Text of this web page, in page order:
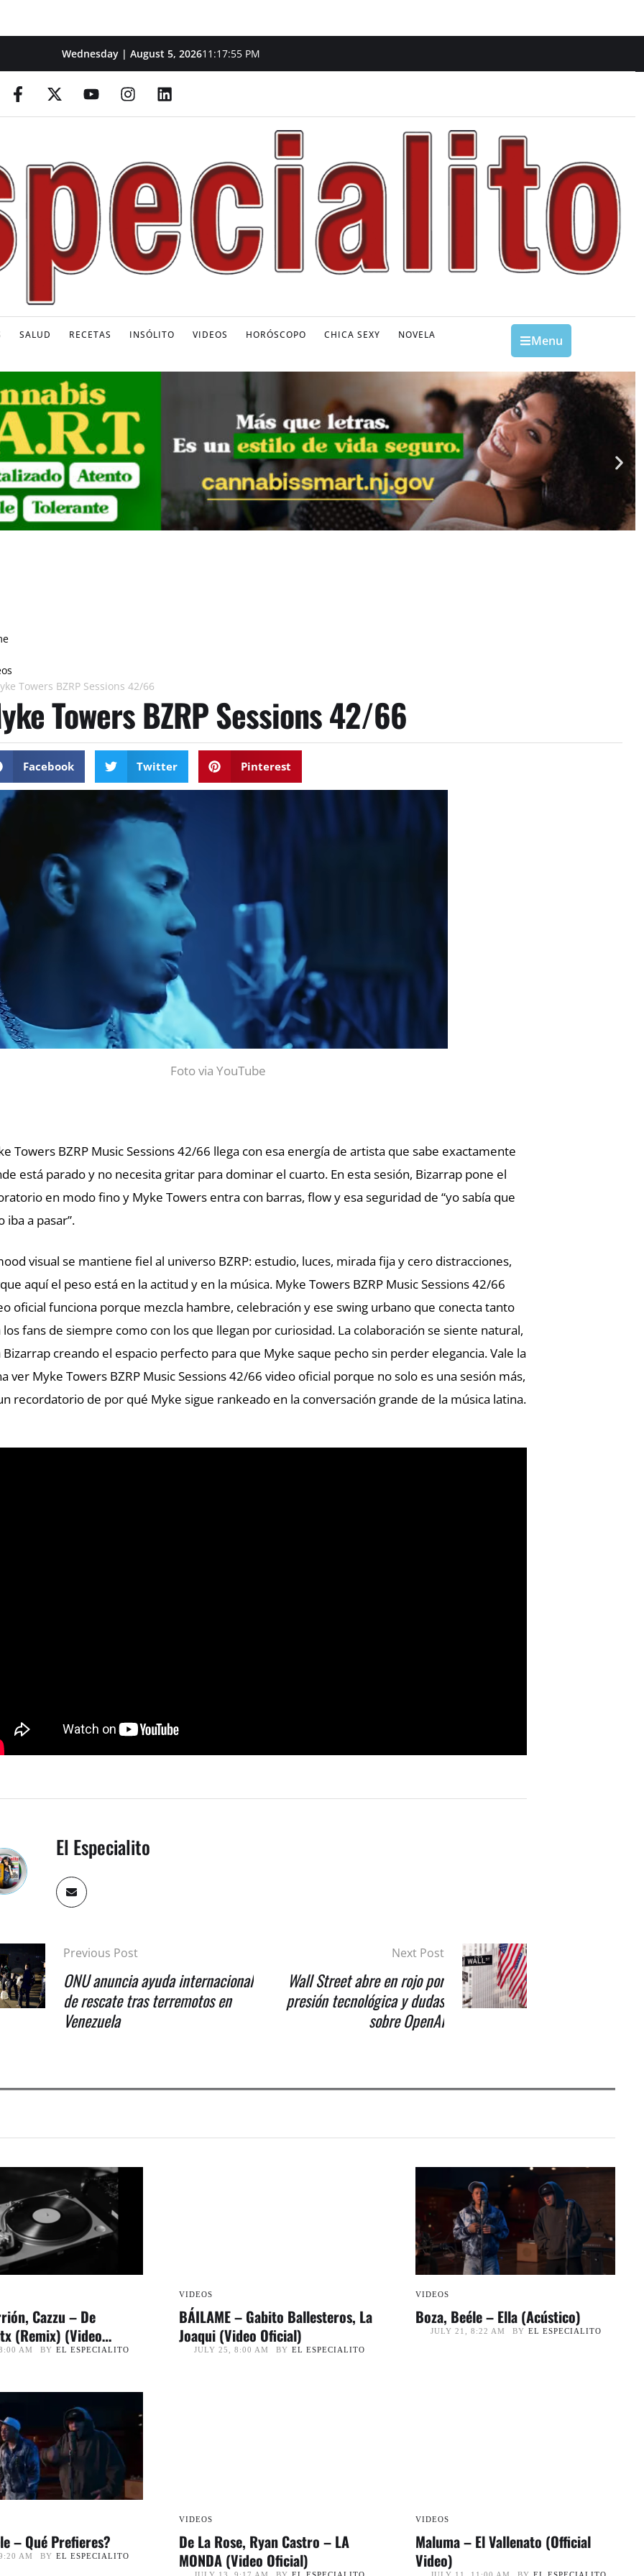
Wednesday | August 5, 202611:17:56 PM
SALUD RECETAS INSÓLITO VIDEOS HORÓSCOPO CHICA SEXY NOVELA Menu
Towers BZRP Sessions 42/66
Towers BZRP Sessions 42/66
Facebook Twitter Pinterest
Foto via YouTube
Towers BZRP Music Sessions 42/66 llega con esa energía de artista que sabe exactamente
está parado y no necesita gritar para dominar el cuarto. En esta sesión, Bizarrap pone el
en modo fino y Myke Towers entra con barras, flow y esa seguridad de “yo sabía que
iba a pasar”.
visual se mantiene fiel al universo BZRP: estudio, luces, mirada fija y cero distracciones,
aquí el peso está en la actitud y en la música. Myke Towers BZRP Music Sessions 42/66
oficial funciona porque mezcla hambre, celebración y ese swing urbano que conecta tanto
los fans de siempre como con los que llegan por curiosidad. La colaboración se siente natural,
Bizarrap creando el espacio perfecto para que Myke saque pecho sin perder elegancia. Vale la
ver Myke Towers BZRP Music Sessions 42/66 video oficial porque no solo es una sesión más,
recordatorio de por qué Myke sigue rankeado en la conversación grande de la música latina.
El Especialito
Previous Post
ONU anuncia ayuda internacional
de rescate tras terremotos en
Venezuela
Next Post
Wall Street abre en rojo por
presión tecnológica y dudas
sobre OpenAI
Cazzu – De
(Remix) (Video
AM BY EL ESPECIALITO
VIDEOS
BÁILAME – Gabito Ballesteros, La
Joaqui (Video Oficial)
JULY 25, 8:00 AM BY EL ESPECIALITO
VIDEOS
Boza, Beéle – Ella (Acústico)
JULY 21, 8:22 AM BY EL ESPECIALITO
– Qué Prefieres?
AM BY EL ESPECIALITO
VIDEOS
De La Rose, Ryan Castro – LA
MONDA (Video Oficial)
BY EL ESPECIALITO
VIDEOS
Maluma – El Vallenato (Official
Video)
BY EL ESPECIALITO